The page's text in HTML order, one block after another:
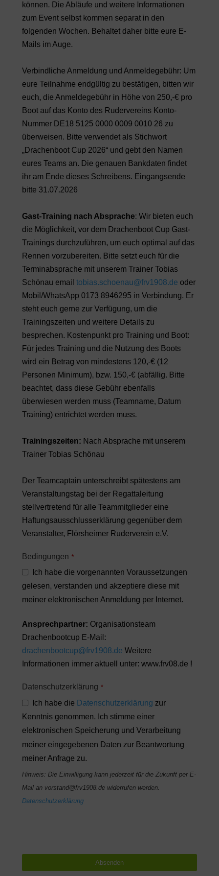
können. Die Abläufe und weitere Informationen
zum Event selbst kommen separat in den
folgenden Wochen. Behaltet daher bitte eure E-
Mails im Auge.
Verbindliche Anmeldung und Anmeldegebühr: Um
eure Teilnahme endgültig zu bestätigen, bitten wir
euch, die Anmeldegebühr in Höhe von 250,-€ pro
Boot auf das Konto des Rudervereins Konto-
Nummer DE18 5125 0000 0009 0010 26 zu
überweisen. Bitte verwendet als Stichwort
„Drachenboot Cup 2026“ und gebt den Namen
eures Teams an. Die genauen Bankdaten findet
ihr am Ende dieses Schreibens. Eingangsende
bitte 31.07.2026
Gast-Training nach Absprache: Wir bieten euch
die Möglichkeit, vor dem Drachenboot Cup Gast-
Trainings durchzuführen, um euch optimal auf das
Rennen vorzubereiten. Bitte setzt euch für die
Terminabsprache mit unserem Trainer Tobias
Schönau email tobias.schoenau@frv1908.de oder
Mobil/WhatsApp 0173 8946295 in Verbindung. Er
steht euch gerne zur Verfügung, um die
Trainingszeiten und weitere Details zu
besprechen. Kostenpunkt pro Training und Boot:
Für jedes Training und die Nutzung des Boots
wird ein Betrag von mindestens 120,-€ (12
Personen Minimum), bzw. 150,-€ (abfällig. Bitte
beachtet, dass diese Gebühr ebenfalls
überwiesen werden muss (Teamname, Datum
Training) entrichtet werden muss.
Trainingszeiten: Nach Absprache mit unserem
Trainer Tobias Schönau
Der Teamcaptain unterschreibt spätestens am
Veranstaltungstag bei der Regattaleitung
stellvertretend für alle Teammitglieder eine
Haftungsausschlusserklärung gegenüber dem
Veranstalter, Flörsheimer Ruderverein e.V.
Bedingungen *
Ich habe die vorgenannten Voraussetzungen
gelesen, verstanden und akzeptiere diese mit
meiner elektronischen Anmeldung per Internet.
Ansprechpartner: Organisationsteam
Drachenbootcup E-Mail:
drachenbootcup@frv1908.de Weitere
Informationen immer aktuell unter: www.frv08.de !
Datenschutzerklärung *
Ich habe die Datenschutzerklärung zur
Kenntnis genommen. Ich stimme einer
elektronischen Speicherung und Verarbeitung
meiner eingegebenen Daten zur Beantwortung
meiner Anfrage zu.
Hinweis: Die Einwilligung kann jederzeit für die Zukunft per E-
Mail an vorstand@frv1908.de widerrufen werden.
Datenschutzerklärung
Absenden